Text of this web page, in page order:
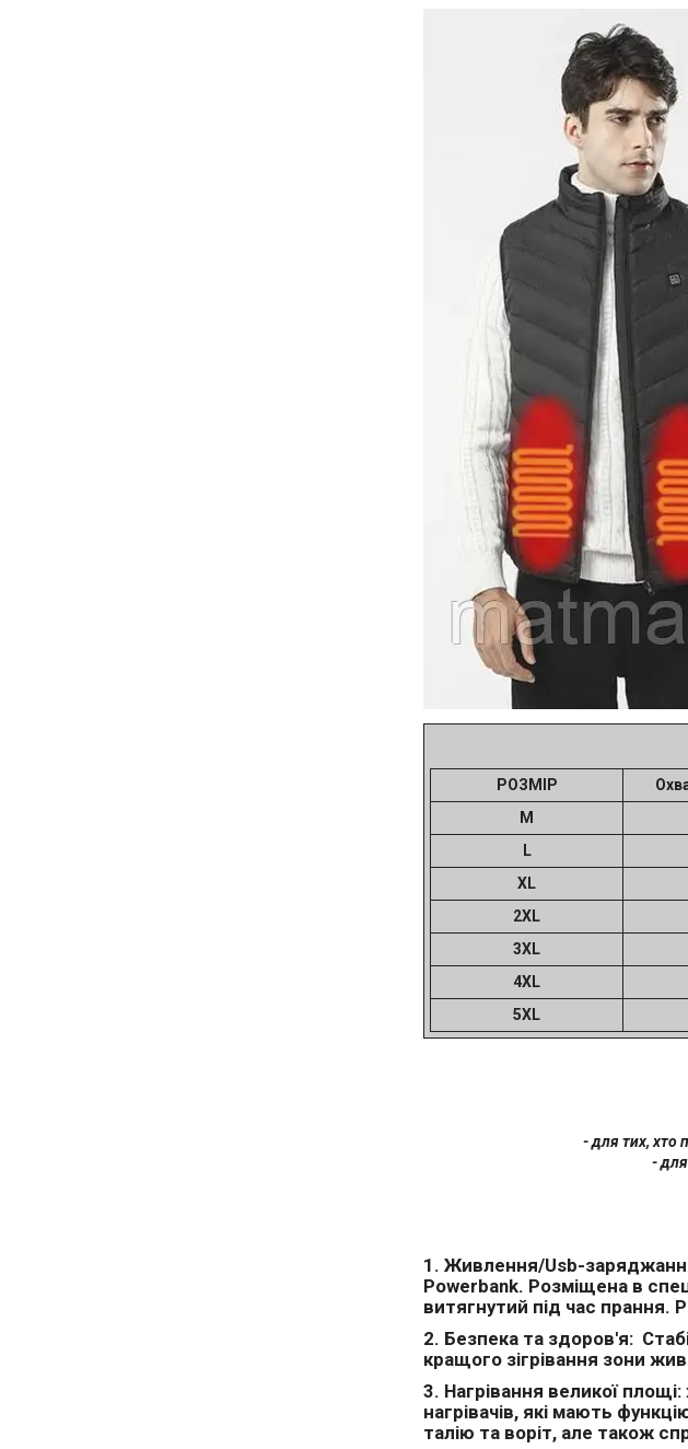
РОЗМІР
M
L
XL
2XL
3XL
4XL
5XL
- для тих, хто
- для
1. Живлення/Usb-
Powerbank. Розміщена в
витягнутий під час прання.
2. Безпека та здоров'я:
кращого зігрівання зони
3. Нагрівання великої
нагрівачів, які мають
талію та воріт, але також